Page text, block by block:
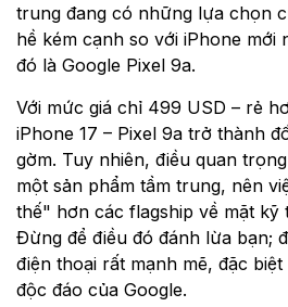
trung đang có những lựa chọn
hề kém cạnh so với iPhone mới
đó là Google Pixel 9a.
Với mức giá chỉ 499 USD – rẻ
iPhone 17 – Pixel 9a trở thành
gờm. Tuy nhiên, điều quan
một sản phẩm tầm trung, nên
thế" hơn các flagship về mặt kỹ
Đừng để điều đó đánh lừa bạn;
điện thoại rất mạnh mẽ, đặc
độc đáo của Google.